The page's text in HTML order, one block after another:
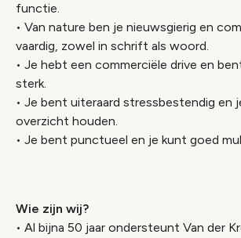
functie.
• Van nature ben je nieuwsgierig en
vaardig, zowel in schrift als woord.
• Je hebt een commerciële drive en
sterk.
• Je bent uiteraard stressbestendig en
overzicht houden.
• Je bent punctueel en je kunt goed
Wie zijn wij?
• Al bijna 50 jaar ondersteunt Van der